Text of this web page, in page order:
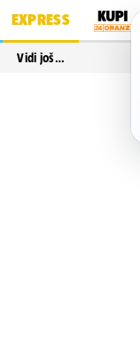
EXPRESS
Vidi još…